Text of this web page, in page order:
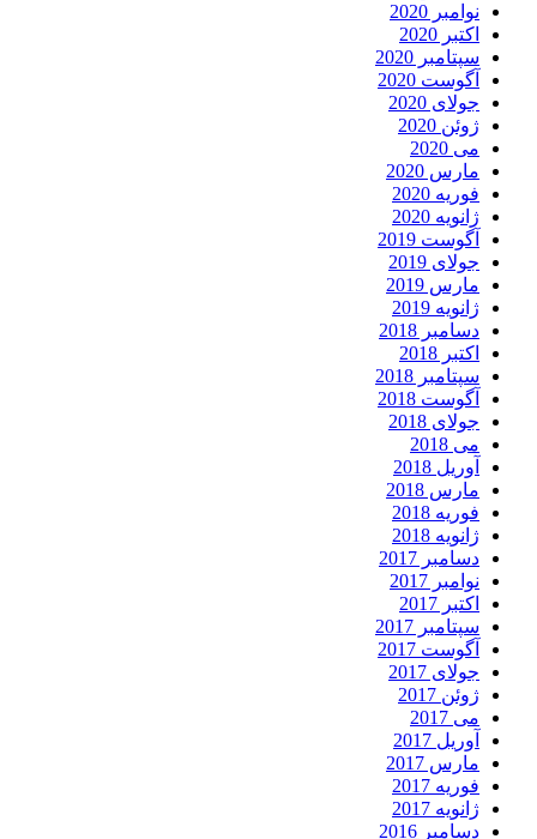
نوامبر 2020
اکتبر 2020
سپتامبر 2020
آگوست 2020
جولای 2020
ژوئن 2020
می 2020
مارس 2020
فوریه 2020
ژانویه 2020
آگوست 2019
جولای 2019
مارس 2019
ژانویه 2019
دسامبر 2018
اکتبر 2018
سپتامبر 2018
آگوست 2018
جولای 2018
می 2018
آوریل 2018
مارس 2018
فوریه 2018
ژانویه 2018
دسامبر 2017
نوامبر 2017
اکتبر 2017
سپتامبر 2017
آگوست 2017
جولای 2017
ژوئن 2017
می 2017
آوریل 2017
مارس 2017
فوریه 2017
ژانویه 2017
دسامبر 2016